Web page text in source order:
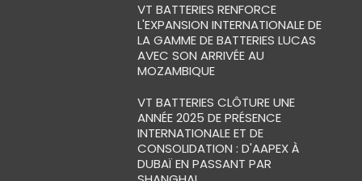
VT BATTERIES RENFORCE
L'EXPANSION INTERNATIONALE DE
LA GAMME DE BATTERIES LUCAS
AVEC SON ARRIVÉE AU
MOZAMBIQUE
VT BATTERIES CLÔTURE UNE
ANNÉE 2025 DE PRÉSENCE
INTERNATIONALE ET DE
CONSOLIDATION : D'AAPEX À
DUBAÏ EN PASSANT PAR